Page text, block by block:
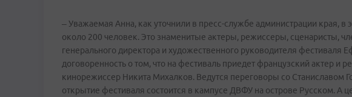
– Уважаемая Анна, как уточнили в пресс-службе администрации края, в
около 200 человек. Это знаменитые актеры, режиссеры, сценаристы,
генерального директора и художественного руководителя фестиваля
договоренность о том, что на фестиваль приедет французский актер и
кинорежиссер Никита Михалков. Ведутся переговоры со Станиславом
открытие фестиваля состоится в кампусе ДВФУ на острове Русском. А